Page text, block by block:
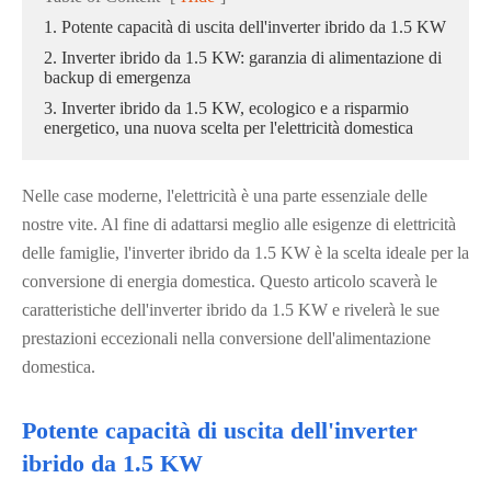
1. Potente capacità di uscita dell'inverter ibrido da 1.5 KW
2. Inverter ibrido da 1.5 KW: garanzia di alimentazione di
backup di emergenza
3. Inverter ibrido da 1.5 KW, ecologico e a risparmio
energetico, una nuova scelta per l'elettricità domestica
Nelle case moderne, l'elettricità è una parte essenziale delle
nostre vite. Al fine di adattarsi meglio alle esigenze di elettricità
delle famiglie, l'inverter ibrido da 1.5 KW è la scelta ideale per la
conversione di energia domestica. Questo articolo scaverà le
caratteristiche dell'inverter ibrido da 1.5 KW e rivelerà le sue
prestazioni eccezionali nella conversione dell'alimentazione
domestica.
Potente capacità di uscita dell'inverter
ibrido da 1.5 KW